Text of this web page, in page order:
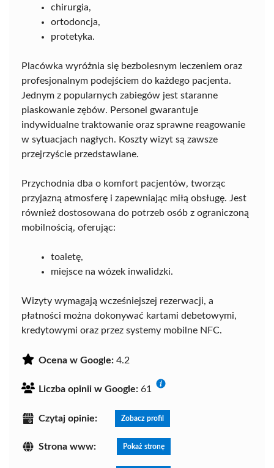
chirurgia,
ortodoncja,
protetyka.
Placówka wyróżnia się bezbolesnym leczeniem oraz
profesjonalnym podejściem do każdego pacjenta.
Jednym z popularnych zabiegów jest staranne
piaskowanie zębów. Personel gwarantuje
indywidualne traktowanie oraz sprawne reagowanie
w sytuacjach nagłych. Koszty wizyt są zawsze
przejrzyście przedstawiane.
Przychodnia dba o komfort pacjentów, tworząc
przyjazną atmosferę i zapewniając miłą obsługę. Jest
również dostosowana do potrzeb osób z ograniczoną
mobilnością, oferując:
toaletę,
miejsce na wózek inwalidzki.
Wizyty wymagają wcześniejszej rezerwacji, a
płatności można dokonywać kartami debetowymi,
kredytowymi oraz przez systemy mobilne NFC.
Ocena w Google: 4.2
Liczba opinii w Google: 61
Czytaj opinie: Zobacz profil
Strona www: Pokaż stronę